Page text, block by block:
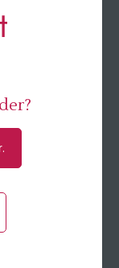
en
door het
goed bij
verder
geen